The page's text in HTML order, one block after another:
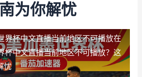
为你解忧
界杯中文直播当前地区不可播放在
杯中文直播当前地区不可播放？这
忧